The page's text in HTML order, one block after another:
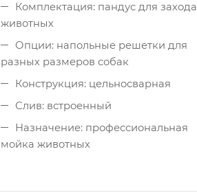
Комплектация: пандус для захода
животных
Опции: напольные решетки для
разных размеров собак
Конструкция: цельносварная
Слив: встроенный
Назначение: профессиональная
мойка животных